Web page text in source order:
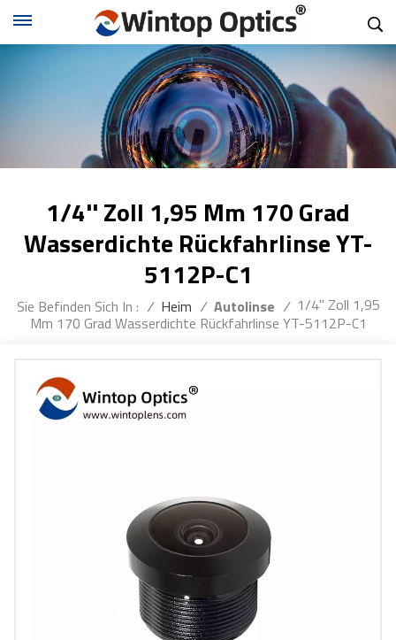
1/4'' Zoll 1,95 Mm 170 Grad
Wasserdichte Rückfahrlinse YT-
5112P-C1
Sie Befinden Sich In : / Heim / Autolinse / 1/4'' Zoll 1,95
Mm 170 Grad Wasserdichte Rückfahrlinse YT-5112P-C1